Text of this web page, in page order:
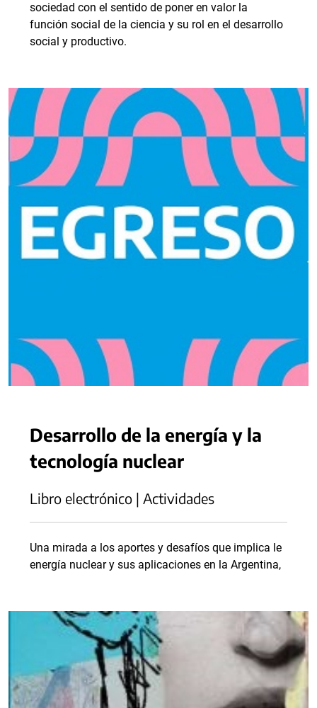
sociedad con el sentido de poner en valor la
función social de la ciencia y su rol en el desarrollo
social y productivo.
Desarrollo de la energía y la
tecnología nuclear
Libro electrónico | Actividades
Una mirada a los aportes y desafíos que implica le
energía nuclear y sus aplicaciones en la Argentina,